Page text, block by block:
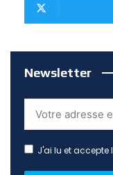
Newsletter
J'ai lu et accepte